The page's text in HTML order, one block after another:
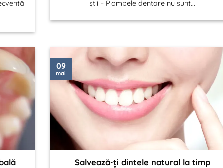
știi – Plombele dentare nu sunt...
Salvează-ți dintele natural la timp
09
mai